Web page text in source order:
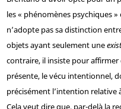
les « phénomènes psychiques
n’adopte pas sa distinction
objets ayant seulement une
contraire, il insiste pour affirmer
présente, le vécu intentionnel,
précisément l’intention relative
Cela veut dire que, par-delà la